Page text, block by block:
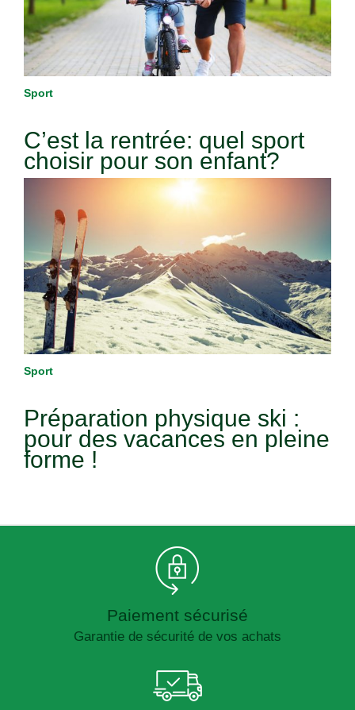
Sport
C’est la rentrée: quel sport
choisir pour son enfant?
Sport
Préparation physique ski :
pour des vacances en pleine
forme !
Paiement sécurisé
Garantie de sécurité de vos achats